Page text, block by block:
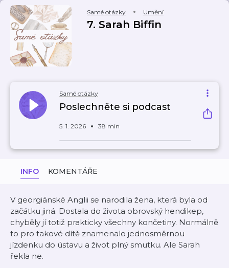
Samé otázky Umění
7. Sarah Biffin
Samé otázky
Poslechněte si podcast
5. 1. 2026 38 min
INFO KOMENTÁŘE
V georgiánské Anglii se narodila žena, která byla od
začátku jiná. Dostala do života obrovský hendikep,
chyběly jí totiž prakticky všechny končetiny. Normálně
to pro takové dítě znamenalo jednosměrnou
jízdenku do ústavu a život plný smutku. Ale Sarah
řekla ne.